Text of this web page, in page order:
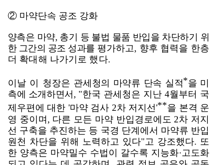
② 마약단속 공조 강화
양측은 마약, 총기 등 불법 물품 반입을 차단하기 위
한 그간의 공조 성과를 평가하고, 향후 협력을 한층
더 확대해 나가기로 했다.
이날 이 청장은 관세청의 마약류 단속 실적*을 미
측에 소개하면서 , "한국 관세청은 지난 4월부터 국
제우편에 대한 '마약 검사 2차 저지선'**을 본격 운
영 중이며, 다른 모든 마약 반입경로에도 2차 저지
선 구축을 추진하는 등 국경 단계에서 마약류 반입
원천 차단을 위해 노력하고 있다"고 강조했다. 또
한 양측은 마약밀수 수법이 갈수록 지능화·고도화